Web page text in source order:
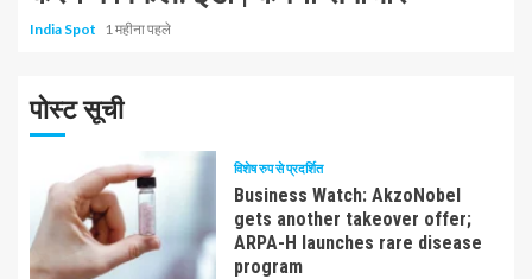
India Spot 1 महीना पहले
पोस्ट सूची
विशेष रुप से प्रदर्शित
Business Watch: AkzoNobel
gets another takeover offer;
ARPA-H launches rare disease
program